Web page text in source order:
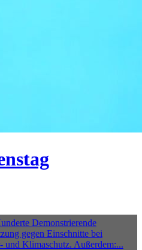
Demonstrierende
gegen Einschnitte bei
und Klimaschutz. Außerdem:...